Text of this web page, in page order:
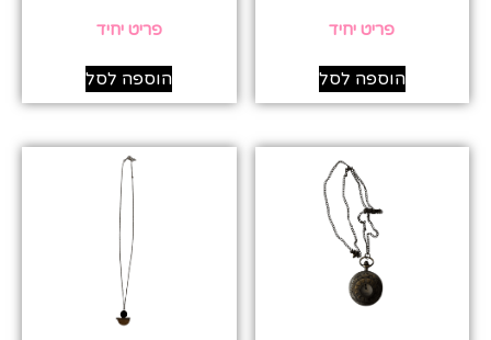
פריט יחיד
הוספה לסל
פריט יחיד
הוספה לסל